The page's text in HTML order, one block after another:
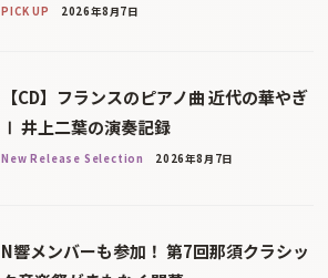
PICK UP 2026年8月7日
【CD】フランスのピアノ曲 近代の華やぎ
Ⅰ 井上二葉の演奏記録
New Release Selection 2026年8月7日
N響メンバーも参加！ 第7回那須クラシッ